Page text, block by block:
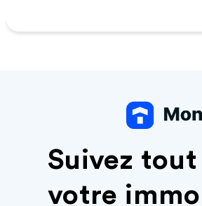
Suivez tout
votre